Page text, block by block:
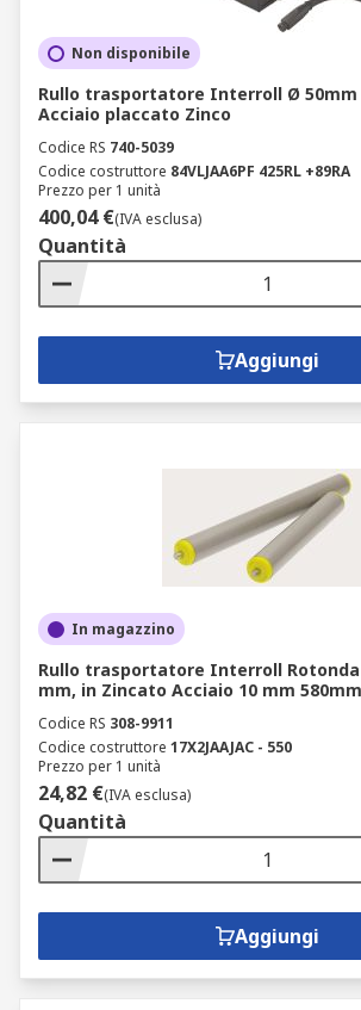
Non disponibile
Rullo trasportatore Interroll Ø 50mm
Acciaio placcato Zinco
Codice RS 740-5039
Codice costruttore 84VLJAA6PF 425RL +89RA
Prezzo per 1 unità
400,04 €(IVA esclusa)
Quantità
Aggiungi
In magazzino
Rullo trasportatore Interroll Rotonda
mm, in Zincato Acciaio 10 mm 580mm
Codice RS 308-9911
Codice costruttore 17X2JAAJAC - 550
Prezzo per 1 unità
24,82 €(IVA esclusa)
Quantità
Aggiungi